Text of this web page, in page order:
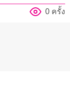
0 ครั้ง